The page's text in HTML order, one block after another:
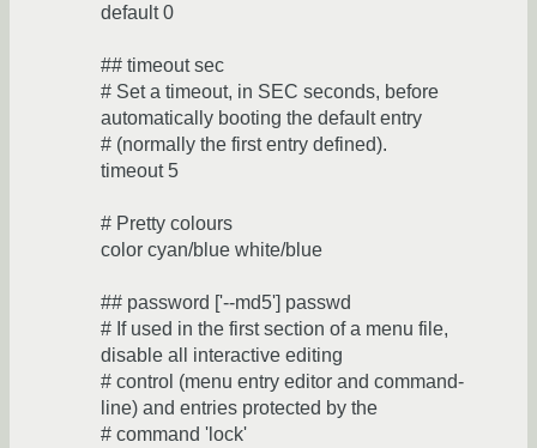
default 0
## timeout sec
# Set a timeout, in SEC seconds, before
automatically booting the default entry
# (normally the first entry defined).
timeout 5
# Pretty colours
color cyan/blue white/blue
## password ['--md5'] passwd
# If used in the first section of a menu file,
disable all interactive editing
# control (menu entry editor and command-
line) and entries protected by the
# command 'lock'